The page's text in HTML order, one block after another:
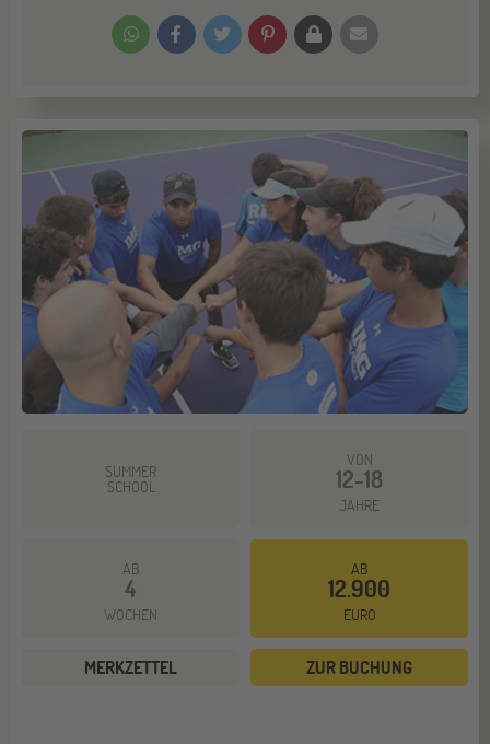
SUMMER
SCHOOL
VON
12-18
JAHRE
AB
4
WOCHEN
AB
12.900
EURO
MERKZETTEL ZUR BUCHUNG